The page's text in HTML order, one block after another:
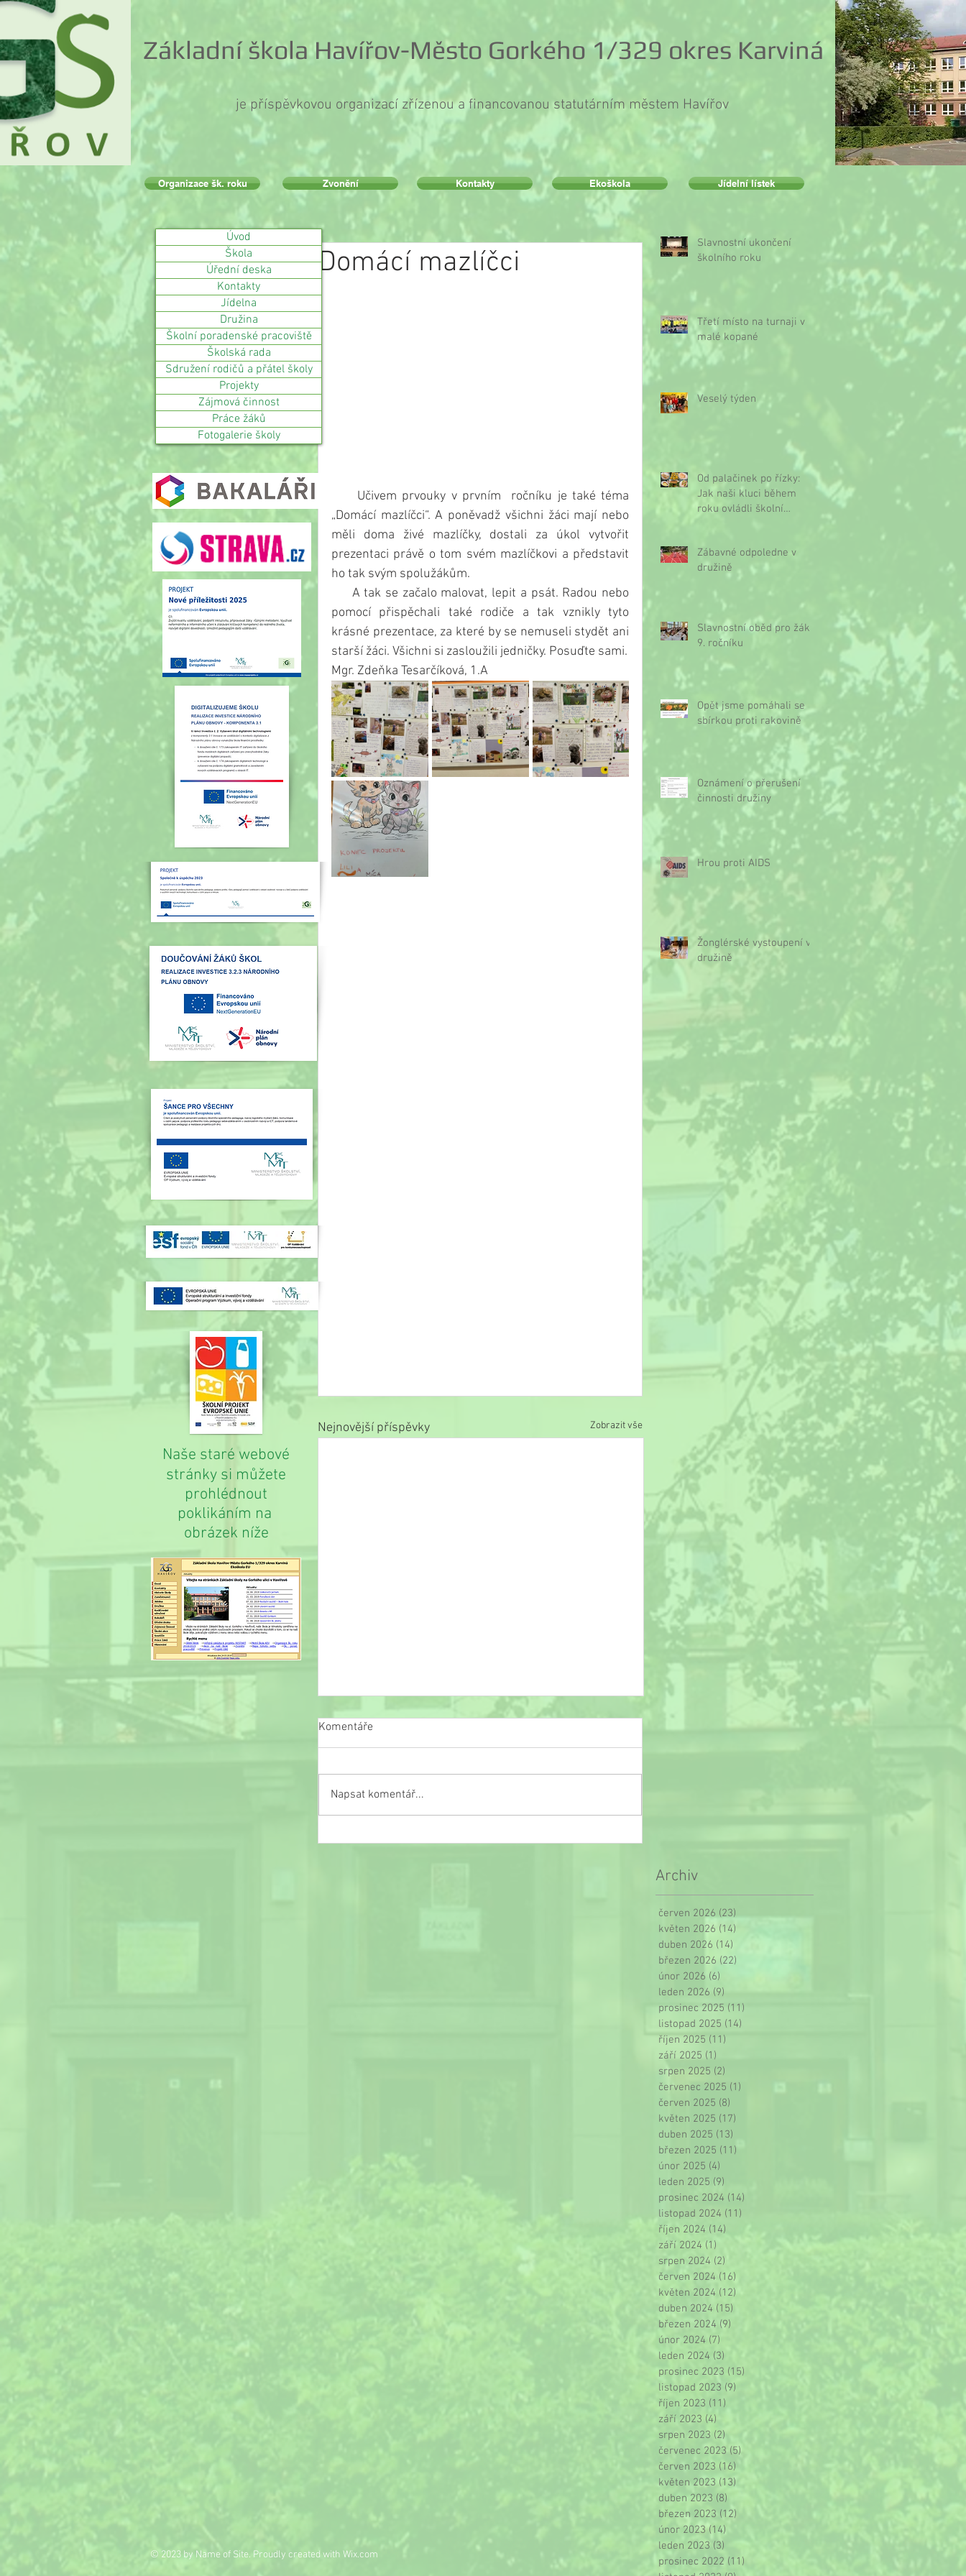
Základní škola Havířov-Město Gorkého 1/329 okres Karviná
je příspěvkovou organizací zřízenou a financovanou statutárním městem Havířov
Domácí mazlíčci
Učivem prvouky v prvním  ročníku je také téma
„Domácí mazlíčci“. A poněvadž všichni žáci mají nebo
měli doma živé mazlíčky, dostali za úkol vytvořit
prezentaci právě o tom svém mazlíčkovi a představit
ho tak svým spolužákům.
pomocí přispěchali také rodiče a tak vznikly tyto
krásné prezentace, za které by se nemuseli stydět ani
starší žáci. Všichni si zasloužili jedničky. Posuďte sami.
Mgr. Zdeňka Tesarčíková, 1.A
Nejnovější příspěvky Zobrazit vše
Slavnostní ukončení školního roku
Komentáře
Napsat komentář...
Slavnostní ukončení
školního roku
Třetí místo na turnaji v
malé kopané
Veselý týden
Od palačinek po řízky:
Jak naši kluci během
roku ovládli školní
Zábavné odpoledne v
družině
Slavnostní oběd pro žáky
9. ročníku
Opět jsme pomáhali se
sbírkou proti rakovině
Oznámení o přerušení
činnosti družiny
Hrou proti AIDS
Žonglérské vystoupení v
družině
Archiv
červen 2026 (23)
květen 2026 (14)
duben 2026 (14)
březen 2026 (22)
únor 2026 (6)
leden 2026 (9)
prosinec 2025 (11)
listopad 2025 (14)
říjen 2025 (11)
září 2025 (1)
srpen 2025 (2)
červenec 2025 (1)
červen 2025 (8)
květen 2025 (17)
duben 2025 (13)
březen 2025 (11)
únor 2025 (4)
leden 2025 (9)
prosinec 2024 (14)
listopad 2024 (11)
říjen 2024 (14)
září 2024 (1)
srpen 2024 (2)
červen 2024 (16)
květen 2024 (12)
duben 2024 (15)
březen 2024 (9)
únor 2024 (7)
leden 2024 (3)
prosinec 2023 (15)
listopad 2023 (9)
říjen 2023 (11)
září 2023 (4)
srpen 2023 (2)
červenec 2023 (5)
červen 2023 (16)
květen 2023 (13)
duben 2023 (8)
březen 2023 (12)
únor 2023 (14)
leden 2023 (3)
prosinec 2022 (11)
Organizace šk. roku Zvonění Kontakty Ekoškola Jídelní lístek
Naše staré webové
stránky si můžete
prohlédnout
poklikáním na
obrázek níže
Úvod
Škola
Úřední deska
Kontakty
Jídelna
Družina
Školní poradenské pracoviště
Školská rada
Sdružení rodičů a přátel školy
Projekty
Zájmová činnost
Práce žáků
Fotogalerie školy
© 2023 by Name of Site. Proudly created with Wix.com